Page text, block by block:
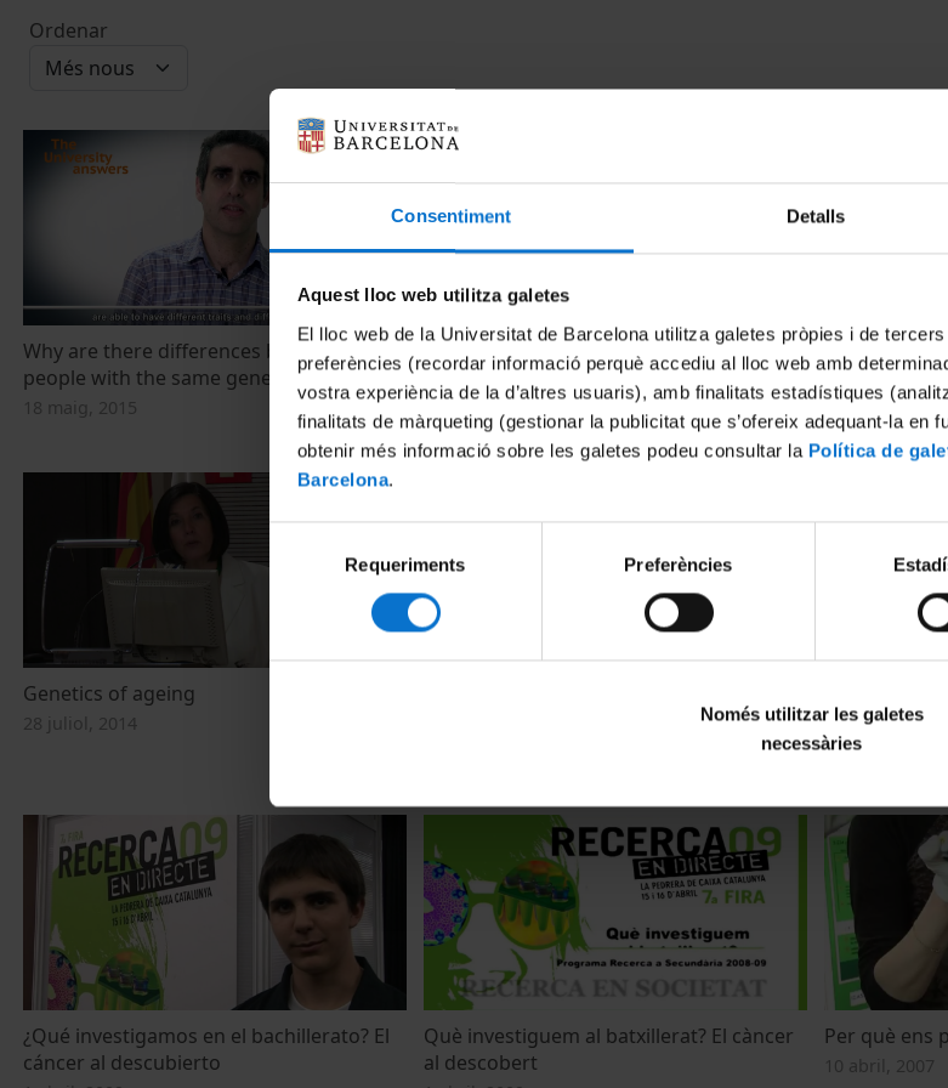
Consentiment Detalls
Aquest lloc web utilitza galetes
El lloc web de la Universitat de Barcelona utilitza galetes pròpies i de
preferències (recordar informació perquè accediu al lloc web amb
vostra experiència de la d’altres usuaris), amb finalitats estadístiques
finalitats de màrqueting (gestionar la publicitat que s’ofereix adequant-la en
obtenir més informació sobre les galetes podeu consultar la Política de
Barcelona.
de
consentiment
Requeriments Preferències
Només utilitzar les galetes
necessàries
Ordenar
Why are there differences between
people with the same genes?
18 maig, 2015
¿Por qué hay diferencias entre personas
con los mismos genes?
18 maig, 2015
Perquè hi
amb els
27 febrer, 2015
Genetics of ageing
28 juliol, 2014
Prevosti de la Facultat de Biologia de la
16 desembre,
¿Qué investigamos en el bachillerato? El
cáncer al descubierto
Què investiguem al batxillerat? El càncer
al descobert
Per què ens
10 abril, 2007